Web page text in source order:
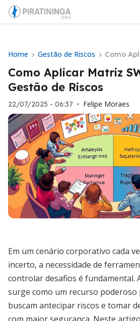
Home > Gestão de Riscos > Como
Gestão
Como Aplicar Matriz
Gestão de Riscos
22/07/2025 - 06:37 • Felipe Moraes
Em um cenário corporativo cada
incerto, a necessidade de
controlar desafios é fundamental.
surge como um recurso poderoso
buscam antecipar riscos e tomar